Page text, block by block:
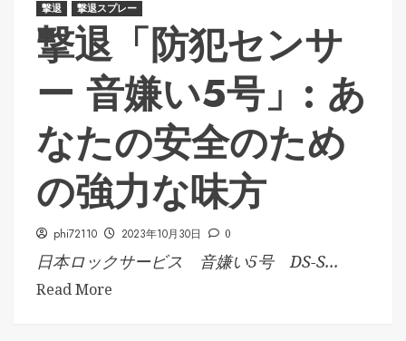
撃退 撃退スプレー
撃退「防犯センサ
ー 音嫌い5号」: あ
なたの安全のため
の強力な味方
phi72110 2023年10月30日 0
日本ロックサービス 音嫌い5号 DS-S...
Read More